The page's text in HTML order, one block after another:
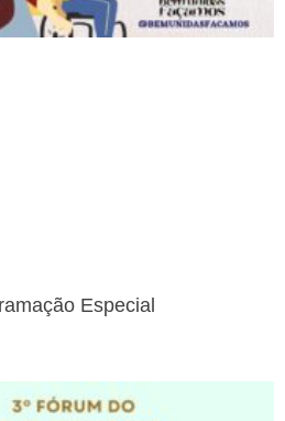
Especial